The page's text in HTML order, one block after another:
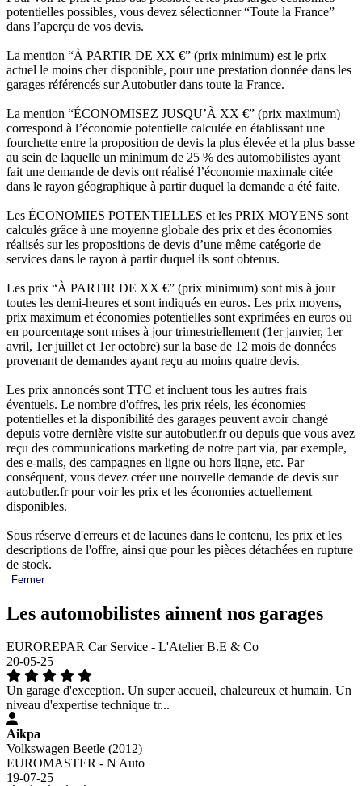
potentielles possibles, vous devez sélectionner “Toute la France”
dans l’aperçu de vos devis.
La mention “À PARTIR DE XX €” (prix minimum) est le prix
actuel le moins cher disponible, pour une prestation donnée dans les
garages référencés sur Autobutler dans toute la France.
La mention “ÉCONOMISEZ JUSQU’À XX €” (prix maximum)
correspond à l’économie potentielle calculée en établissant une
fourchette entre la proposition de devis la plus élevée et la plus basse
au sein de laquelle un minimum de 25 % des automobilistes ayant
fait une demande de devis ont réalisé l’économie maximale citée
dans le rayon géographique à partir duquel la demande a été faite.
Les ÉCONOMIES POTENTIELLES et les PRIX MOYENS sont
calculés grâce à une moyenne globale des prix et des économies
réalisés sur les propositions de devis d’une même catégorie de
services dans le rayon à partir duquel ils sont obtenus.
Les prix “À PARTIR DE XX €” (prix minimum) sont mis à jour
toutes les demi-heures et sont indiqués en euros. Les prix moyens,
prix maximum et économies potentielles sont exprimées en euros ou
en pourcentage sont mises à jour trimestriellement (1er janvier, 1er
avril, 1er juillet et 1er octobre) sur la base de 12 mois de données
provenant de demandes ayant reçu au moins quatre devis.
Les prix annoncés sont TTC et incluent tous les autres frais
éventuels. Le nombre d'offres, les prix réels, les économies
potentielles et la disponibilité des garages peuvent avoir changé
depuis votre dernière visite sur autobutler.fr ou depuis que vous avez
reçu des communications marketing de notre part via, par exemple,
des e-mails, des campagnes en ligne ou hors ligne, etc. Par
conséquent, vous devez créer une nouvelle demande de devis sur
autobutler.fr pour voir les prix et les économies actuellement
disponibles.
Sous réserve d'erreurs et de lacunes dans le contenu, les prix et les
descriptions de l'offre, ainsi que pour les pièces détachées en rupture
de stock.
Fermer
Les automobilistes aiment nos garages
EUROREPAR Car Service - L'Atelier B.E & Co
20-05-25
Un garage d'exception. Un super accueil, chaleureux et humain. Un
niveau d'expertise technique tr...
Aikpa
Volkswagen Beetle (2012)
EUROMASTER - N Auto
19-07-25